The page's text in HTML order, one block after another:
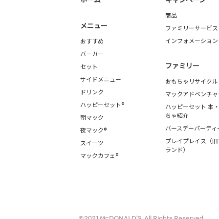
メニュー
おすすめ
バーガー
セット
サイドメニュー
ドリンク
ハッピーセット®
朝マック
夜マック®
スイーツ
マックカフェ®
商品
ファミリーサービス
インフォメーション
ファミリー
おもちゃリサイクル
マックアドベンチ
ハッピーセット 本
ちゃ紹介
バースデーパーティ
プレイプレイス（
ランド）